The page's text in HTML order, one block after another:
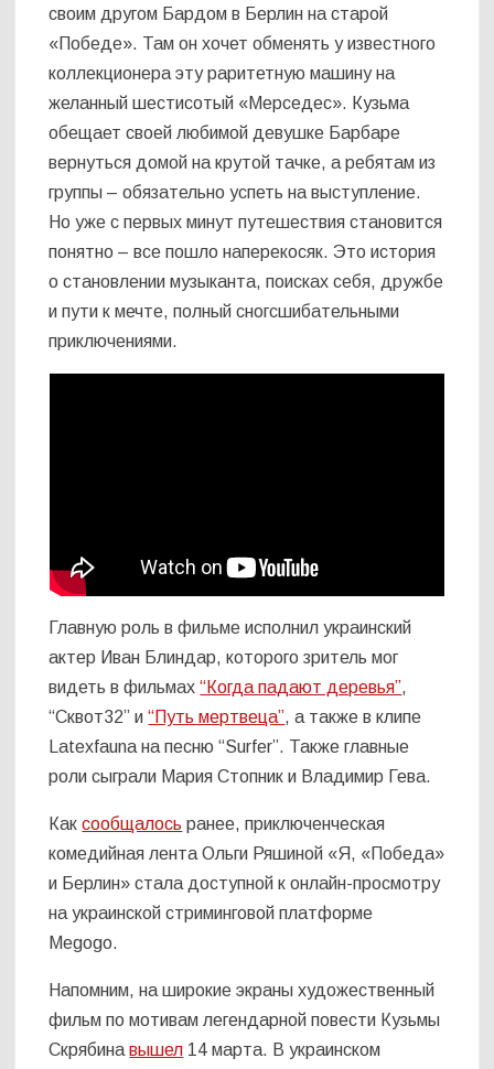
своим другом Бардом в Берлин на старой
«Победе». Там он хочет обменять у известного
коллекционера эту раритетную машину на
желанный шестисотый «Мерседес». Кузьма
обещает своей любимой девушке Барбаре
вернуться домой на крутой тачке, а ребятам из
группы – обязательно успеть на выступление.
Но уже с первых минут путешествия становится
понятно – все пошло наперекосяк. Это история
о становлении музыканта, поисках себя, дружбе
и пути к мечте, полный сногсшибательными
приключениями.
Главную роль в фильме исполнил украинский
актер Иван Блиндар, которого зритель мог
видеть в фильмах“Когда падают деревья”,
“Сквот32” и“Путь мертвеца”, а также в клипе
Latexfauna на песню “Surfer”. Также главные
роли сыграли Мария Стопник и Владимир Гева.
Каксообщалось ранее, приключенческая
комедийная лента Ольги Ряшиной «Я, «Победа»
и Берлин» стала доступной к онлайн-просмотру
на украинской стриминговой платформе
Megogo.
Напомним, на широкие экраны художественный
фильм по мотивам легендарной повести Кузьмы
Скрябинавышел 14 марта. В украинском